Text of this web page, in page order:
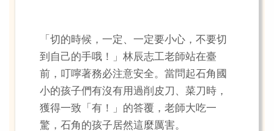
「切的時候，一定、一定要小心，不要切
到自己的手哦！」林辰志工老師站在臺
前，叮嚀著務必注意安全。當問起石角國
小的孩子們有沒有用過削皮刀、菜刀時，
獲得一致「有！」的答覆，老師大吃一
驚，石角的孩子居然這麼厲害。